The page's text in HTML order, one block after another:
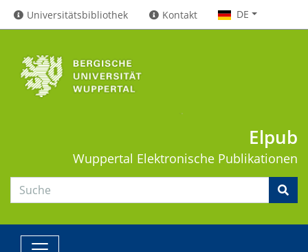
Universitätsbibliothek Kontakt DE
Elpub
Wuppertal Elektronische Publikationen